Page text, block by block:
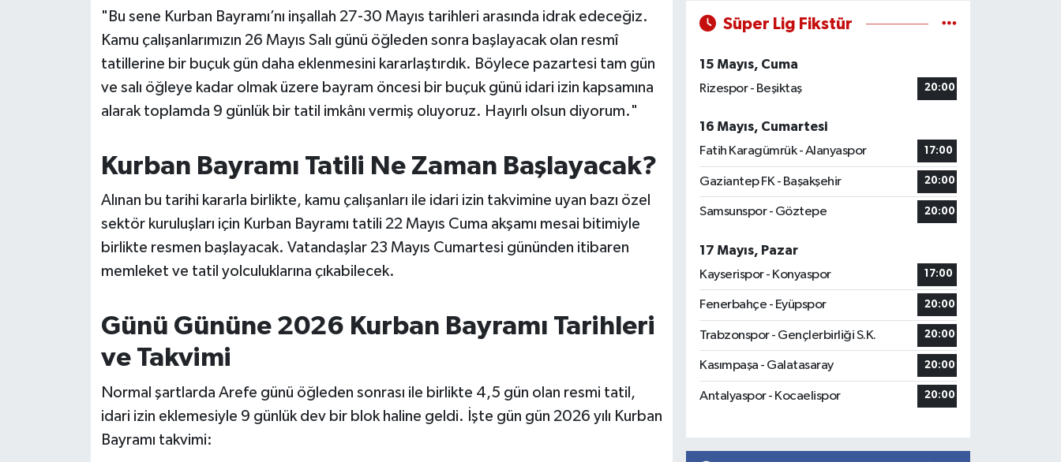
"Bu sene Kurban Bayramı’nı inşallah 27-30 Mayıs tarihleri arasında idrak edeceğiz.
Kamu çalışanlarımızın 26 Mayıs Salı günü öğleden sonra başlayacak olan resmî
tatillerine bir buçuk gün daha eklenmesini kararlaştırdık. Böylece pazartesi tam gün
ve salı öğleye kadar olmak üzere bayram öncesi bir buçuk günü idari izin kapsamına
alarak toplamda 9 günlük bir tatil imkânı vermiş oluyoruz. Hayırlı olsun diyorum."
Kurban Bayramı Tatili Ne Zaman Başlayacak?
Alınan bu tarihi kararla birlikte, kamu çalışanları ile idari izin takvimine uyan bazı özel
sektör kuruluşları için Kurban Bayramı tatili 22 Mayıs Cuma akşamı mesai bitimiyle
birlikte resmen başlayacak. Vatandaşlar 23 Mayıs Cumartesi gününden itibaren
memleket ve tatil yolculuklarına çıkabilecek.
Günü Gününe 2026 Kurban Bayramı Tarihleri
ve Takvimi
Normal şartlarda Arefe günü öğleden sonrası ile birlikte 4,5 gün olan resmi tatil,
idari izin eklemesiyle 9 günlük dev bir blok haline geldi. İşte gün gün 2026 yılı Kurban
Bayramı takvimi:
Süper Lig Fikstür
15 Mayıs, Cuma
Rizespor - Beşiktaş
20:00
16 Mayıs, Cumartesi
Fatih Karagümrük - Alanyaspor
17:00
Gaziantep FK - Başakşehir 20:00
Samsunspor - Göztepe 20:00
17 Mayıs, Pazar
Kayserispor - Konyaspor
17:00
Fenerbahçe - Eyüpspor 20:00
Trabzonspor - Gençlerbirliği S.K. 20:00
Kasımpaşa - Galatasaray 20:00
Antalyaspor - Kocaelispor 20:00
TARİHTE BUGÜN
TEKNOLOJİ
VİZYONDAKİLER